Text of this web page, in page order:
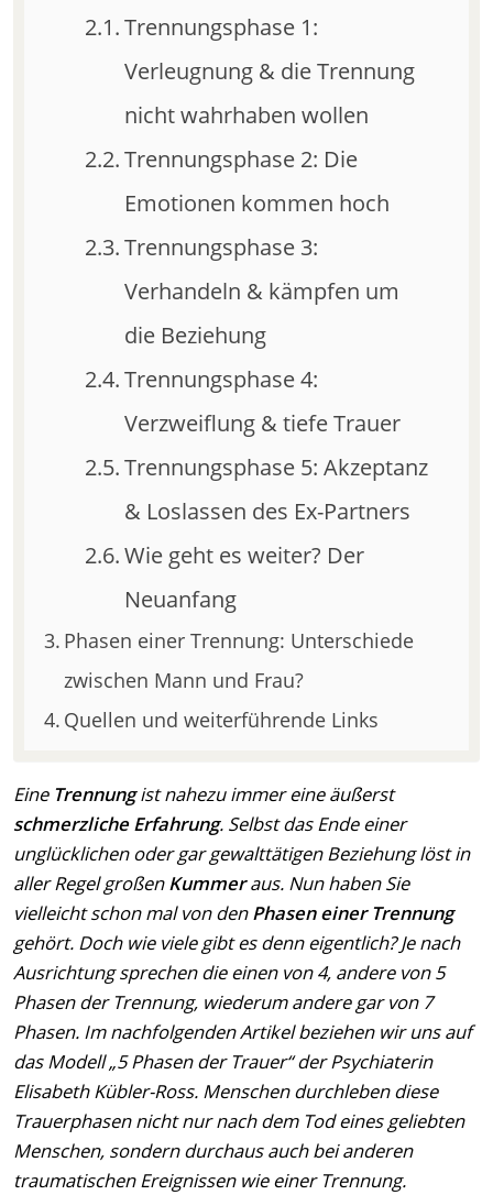
Trennungsphase 1:
Verleugnung & die Trennung
nicht wahrhaben wollen
Trennungsphase 2: Die
Emotionen kommen hoch
Trennungsphase 3:
Verhandeln & kämpfen um
die Beziehung
Trennungsphase 4:
Verzweiflung & tiefe Trauer
Trennungsphase 5: Akzeptanz
& Loslassen des Ex-Partners
Wie geht es weiter? Der
Neuanfang
Phasen einer Trennung: Unterschiede
zwischen Mann und Frau?
Quellen und weiterführende Links
Eine Trennungist nahezu immer eine äußerst
schmerzliche Erfahrung. Selbst das Ende einer
unglücklichen oder gar gewalttätigen Beziehung löst in
aller Regel großenKummeraus. Nun haben Sie
vielleicht schon mal von denPhasen einer Trennung
gehört. Doch wie viele gibt es denn eigentlich? Je nach
Ausrichtung sprechen die einen von 4, andere von 5
Phasen der Trennung, wiederum andere gar von 7
Phasen. Im nachfolgenden Artikel beziehen wir uns auf
das Modell „5 Phasen der Trauer“ der Psychiaterin
Elisabeth Kübler-Ross. Menschen durchleben diese
Trauerphasen nicht nur nach dem Tod eines geliebten
Menschen, sondern durchaus auch bei anderen
traumatischen Ereignissen wie einer Trennung.